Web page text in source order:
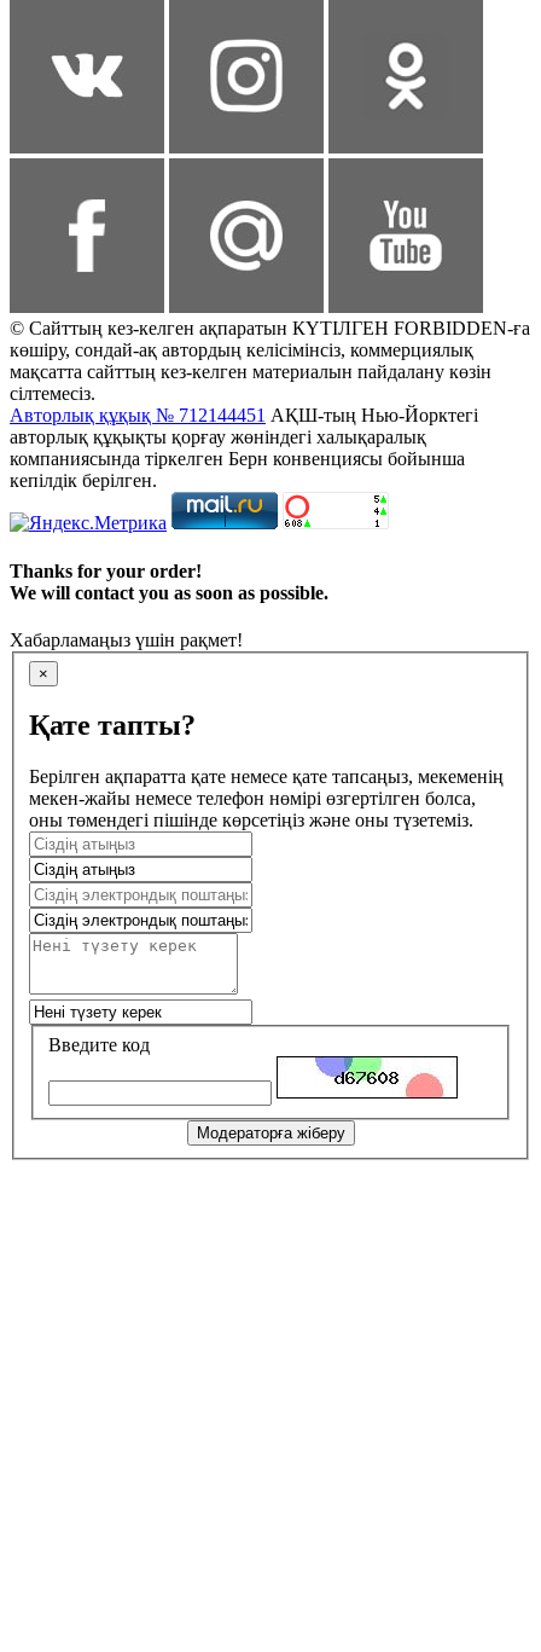
© Сайттың кез-келген ақпаратын КҮТІЛГЕН FORBIDDEN-ға
көшіру, сондай-ақ автордың келісімінсіз, коммерциялық
мақсатта сайттың кез-келген материалын пайдалану көзін
сілтемесіз.
Авторлық құқық № 712144451 АҚШ-тың Нью-Йорктегі
авторлық құқықты қорғау жөніндегі халықаралық
компаниясында тіркелген Берн конвенциясы бойынша
кепілдік берілген.
Thanks for your order!
We will contact you as soon as possible.
Хабарламаңыз үшін рақмет!
×
Қате тапты?
Берілген ақпаратта қате немесе қате тапсаңыз, мекеменің
мекен-жайы немесе телефон нөмірі өзгертілген болса,
оны төмендегі пішінде көрсетіңіз және оны түзетеміз.
Введите код
Модераторға жіберу